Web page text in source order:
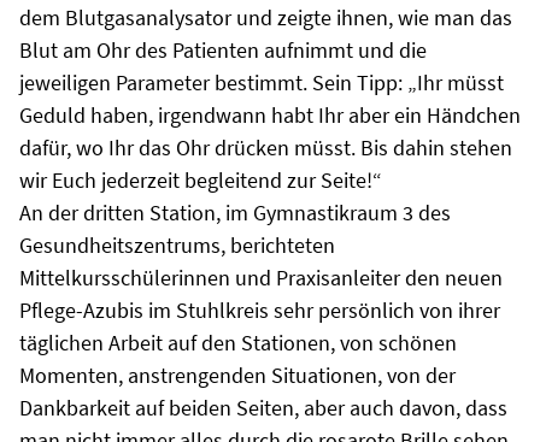
dem Blutgasanalysator und zeigte ihnen, wie man das
Blut am Ohr des Patienten aufnimmt und die
jeweiligen Parameter bestimmt. Sein Tipp: „Ihr müsst
Geduld haben, irgendwann habt Ihr aber ein Händchen
dafür, wo Ihr das Ohr drücken müsst. Bis dahin stehen
wir Euch jederzeit begleitend zur Seite!“
An der dritten Station, im Gymnastikraum 3 des
Gesundheitszentrums, berichteten
Mittelkursschülerinnen und Praxisanleiter den neuen
Pflege-Azubis im Stuhlkreis sehr persönlich von ihrer
täglichen Arbeit auf den Stationen, von schönen
Momenten, anstrengenden Situationen, von der
Dankbarkeit auf beiden Seiten, aber auch davon, dass